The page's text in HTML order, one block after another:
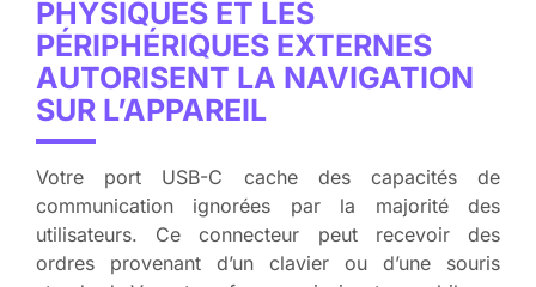
PHYSIQUES ET LES
PÉRIPHÉRIQUES EXTERNES
AUTORISENT LA NAVIGATION
SUR L’APPAREIL
Votre port USB-C cache des capacités de
communication ignorées par la majorité des
utilisateurs. Ce connecteur peut recevoir des
ordres provenant d’un clavier ou d’une souris